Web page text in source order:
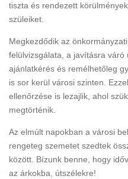
tiszta és rendezett
szüleiket.
Megkezdődik az
felülvizsgálata, a javításra
ajánlatkérés és remélhetőleg
is sor kerül városi szinten.
ellenőrzése is lezajlik, ahol
megtörténik.
Az elmúlt napokban a városi
rengeteg szemetet szedtek
között. Bízunk benne, hogy
az árkokba, útszélekre!